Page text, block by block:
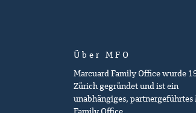
Über MFO
Marcuard Family Office wurde
Zürich gegründet und ist ein
unabhängiges,